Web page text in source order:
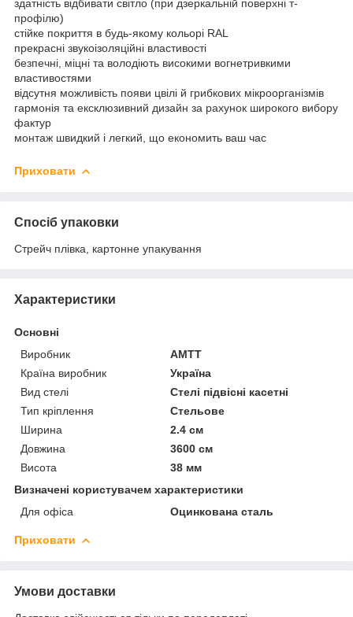
здатність відбивати світло (при дзеркальній поверхні т-
профілю)
стійке покриття в будь-якому кольорі RAL
прекрасні звукоізоляційні властивості
безпечні, міцні та володіють високими вогнетривкими
властивостями
відсутня можливість появи цвілі й грибкових мікроорганізмів
гармонія та ексклюзивний дизайн за рахунок широкого вибору
фактур
монтаж швидкий і легкий, що економить ваш час
Приховати
Спосіб упаковки
Стрейч плівка, картонне упакування
Характеристики
Основні
Виробник
АМТТ
Країна виробник
Україна
Вид стелі
Стелі підвісні касетні
Тип кріплення
Стельове
Ширина
2.4 см
Довжина
3600 см
Висота
38 мм
Визначені користувачем характеристики
Для офіса
Оцинкована сталь
Приховати
Умови доставки